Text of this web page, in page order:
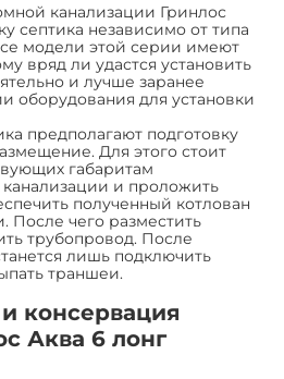
канализации Гринлос
септика независимо от типа
модели этой серии имеют
вряд ли удастся установить
и лучше заранее
оборудования для установки
предполагают подготовку
Для этого стоит
габаритам
и проложить
полученный котлован
После чего разместить
трубопровод. После
лишь подключить
траншеи.
консервация
Аква 6 лонг